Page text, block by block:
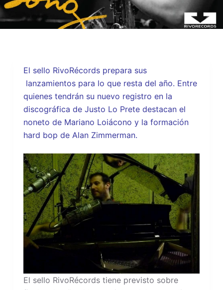
El sello RivoRécords prepara sus
lanzamientos para lo que resta del año. Entre
quienes tendrán su nuevo registro en la
discográfica de Justo Lo Prete destacan el
noneto de Mariano Loiácono y la formación
hard bop de Alan Zimmerman.
El sello RivoRécords tiene previsto sobre